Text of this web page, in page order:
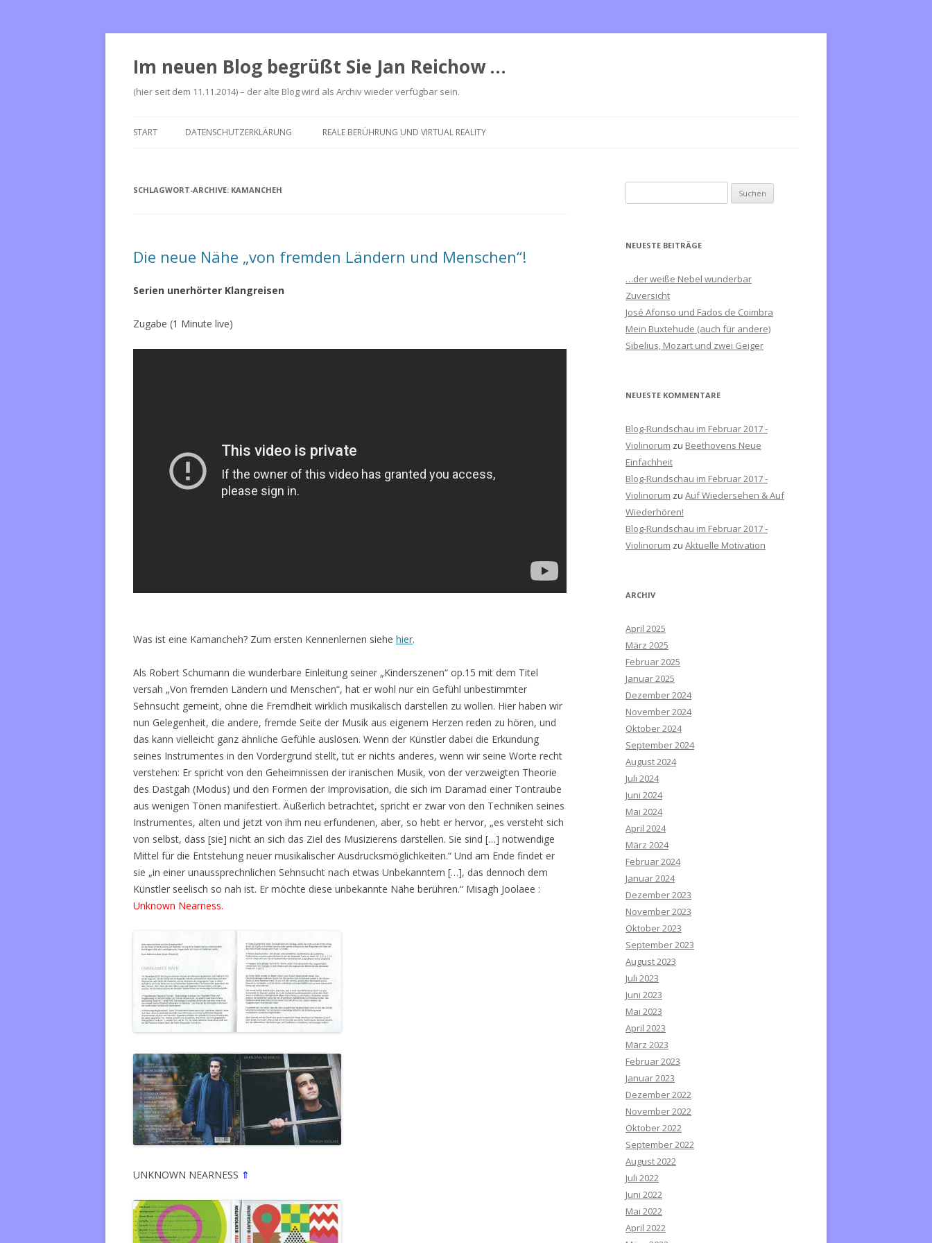
Im neuen Blog begrüßt Sie Jan Reichow …
(hier seit dem 11.11.2014) – der alte Blog wird als Archiv wieder verfügbar sein.
Inhalt
START DATENSCHUTZERKLÄRUNG REALE BERÜHRUNG UND VIRTUAL REALITY
SCHLAGWORT-ARCHIVE: KAMANCHEH
Die neue Nähe „von fremden Ländern und Menschen“!
Serien unerhörter Klangreisen
Zugabe (1 Minute live)
Was ist eine Kamancheh? Zum ersten Kennenlernen siehe hier.
Als Robert Schumann die wunderbare Einleitung seiner „Kinderszenen“ op.15 mit dem Titel
versah „Von fremden Ländern und Menschen“, hat er wohl nur ein Gefühl unbestimmter
Sehnsucht gemeint, ohne die Fremdheit wirklich musikalisch darstellen zu wollen. Hier haben wir
nun Gelegenheit, die andere, fremde Seite der Musik aus eigenem Herzen reden zu hören, und
das kann vielleicht ganz ähnliche Gefühle auslösen. Wenn der Künstler dabei die Erkundung
seines Instrumentes in den Vordergrund stellt, tut er nichts anderes, wenn wir seine Worte recht
verstehen: Er spricht von den Geheimnissen der iranischen Musik, von der verzweigten Theorie
des Dastgah (Modus) und den Formen der Improvisation, die sich im Daramad einer Tontraube
aus wenigen Tönen manifestiert. Äußerlich betrachtet, spricht er zwar von den Techniken seines
Instrumentes, alten und jetzt von ihm neu erfundenen, aber, so hebt er hervor, „es versteht sich
von selbst, dass [sie] nicht an sich das Ziel des Musizierens darstellen. Sie sind […] notwendige
Mittel für die Entstehung neuer musikalischer Ausdrucksmöglichkeiten.“ Und am Ende findet er
sie „in einer unaussprechnlichen Sehnsucht nach etwas Unbekanntem […], das dennoch dem
Künstler seelisch so nah ist. Er möchte diese unbekannte Nähe berühren.“ Misagh Joolaee :
Unknown Nearness.
UNKNOWN NEARNESS ⇑
u
h
n
a
c
h
NEUESTE BEITRÄGE
…der weiße Nebel wunderbar
Zuversicht
José Afonso und Fados de Coimbra
Mein Buxtehude (auch für andere)
Sibelius, Mozart und zwei Geiger
NEUESTE KOMMENTARE
Blog-Rundschau im Februar 2017 -
Violinorum zu Beethovens Neue
Einfachheit
Blog-Rundschau im Februar 2017 -
Violinorum zu Auf Wiedersehen & Auf
Wiederhören!
Blog-Rundschau im Februar 2017 -
Violinorum zu Aktuelle Motivation
ARCHIV
April 2025
März 2025
Februar 2025
Januar 2025
Dezember 2024
November 2024
Oktober 2024
September 2024
August 2024
Juli 2024
Juni 2024
Mai 2024
April 2024
März 2024
Februar 2024
Januar 2024
Dezember 2023
November 2023
Oktober 2023
September 2023
August 2023
Juli 2023
Juni 2023
Mai 2023
April 2023
März 2023
Februar 2023
Januar 2023
Dezember 2022
November 2022
Oktober 2022
September 2022
August 2022
Juli 2022
Juni 2022
Mai 2022
April 2022